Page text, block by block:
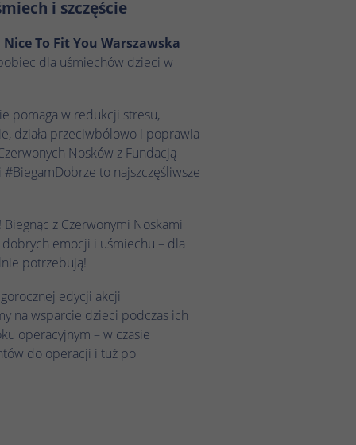
i szczęście
To Fit You Warszawska
dla uśmiechów dzieci w
pomaga w redukcji stresu,
działa przeciwbólowo i poprawia
Nosków z Fundacją
#BiegamDobrze to najszczęśliwsze
Biegnąc z Czerwonymi Noskami
emocji i uśmiechu – dla
potrzebują!
edycji akcji
na wsparcie dzieci podczas ich
operacyjnym – w czasie
do operacji i tuż po